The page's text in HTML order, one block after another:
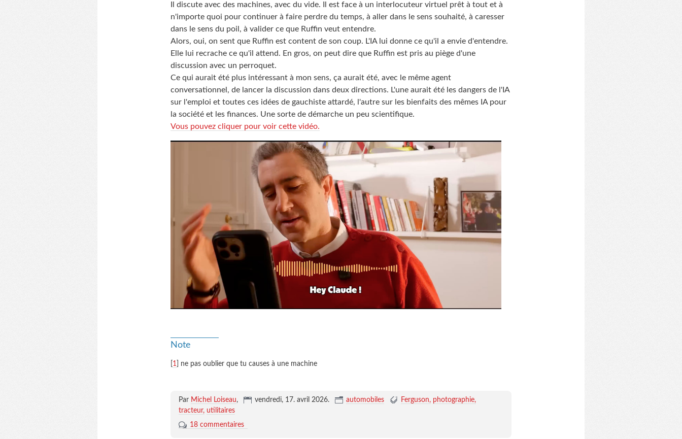
Il discute avec des machines, avec du vide. Il est face à un interlocuteur virtuel prêt à tout et à
n'importe quoi pour continuer à faire perdre du temps, à aller dans le sens souhaité, à caresser
dans le sens du poil, à valider ce que Ruffin veut entendre.
Alors, oui, on sent que Ruffin est content de son coup. L'IA lui donne ce qu'il a envie d'entendre.
Elle lui recrache ce qu'il attend. En gros, on peut dire que Ruffin est pris au piège d'une
discussion avec un perroquet.
Ce qui aurait été plus intéressant à mon sens, ça aurait été, avec le même agent
conversationnel, de lancer la discussion dans deux directions. L'une aurait été les dangers de l'IA
sur l'emploi et toutes ces idées de gauchiste attardé, l'autre sur les bienfaits des mêmes IA pour
la société et les finances. Une sorte de démarche un peu scientifique.
Vous pouvez cliquer pour voir cette vidéo.
Note
1 ] ne pas oublier que tu causes à une machine
Par Michel Loiseau, vendredi, 17. avril 2026. automobiles Ferguson
photographie
tracteur utilitaires
18 commentaires